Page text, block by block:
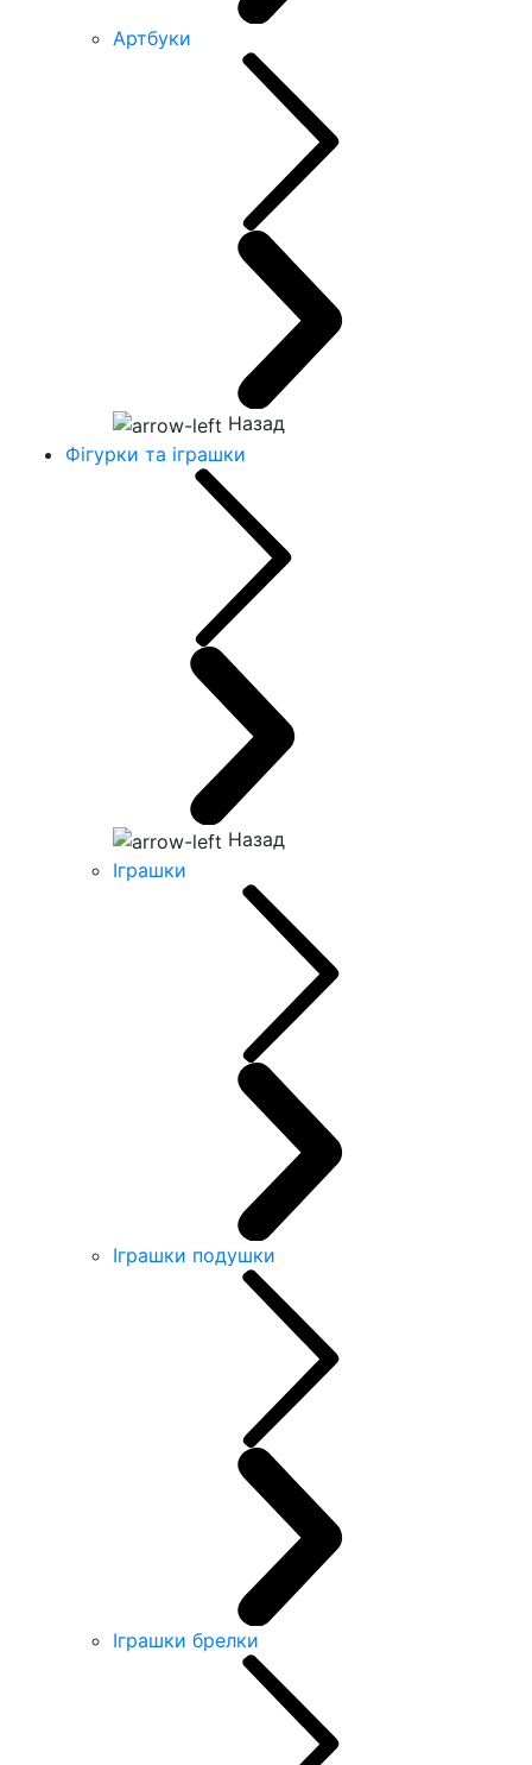
Артбуки
Назад
Фігурки та іграшки
Назад
Іграшки
Іграшки подушки
Іграшки брелки